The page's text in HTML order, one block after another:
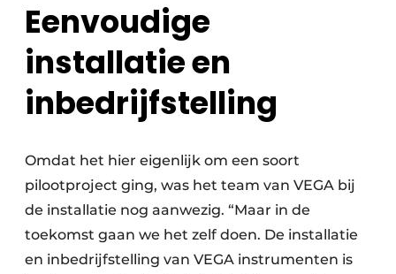
Eenvoudige
installatie en
inbedrijfstelling
Omdat het hier eigenlijk om een soort
pilootproject ging, was het team van VEGA bij
de installatie nog aanwezig. “Maar in de
toekomst gaan we het zelf doen. De installatie
en inbedrijfstelling van VEGA instrumenten is